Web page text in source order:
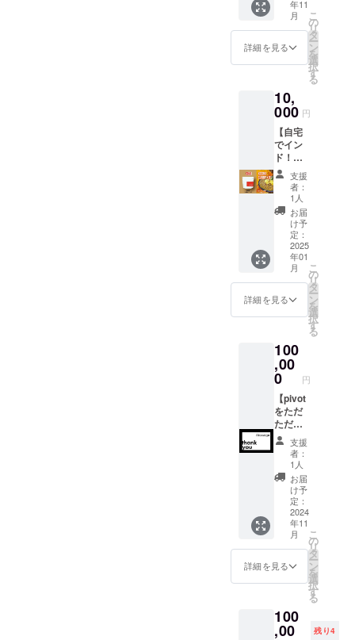
AMI両
店舗で
能で
す。
======
======
======
======
======
= 原材
料及び
添加物
等の食
品表示
はお届
け商品
のラベ
ルに表
記され
ます。
商品開
封前に
は必ず
のリ
ターン
に貼付
された
ラベル
や注意
書きを
ご確認
くださ
い。
バス ・
内ポ
付き ・
サイ
×H35c
m×D10
（取手
含ま
ず）
======
======
======
======
======
原材料
及び添
加物等
の食品
表示は
商品の
ラベル
す。 商
品開封
前には
必ずお
届けの
リター
ンに貼
付され
たラベ
ルや注
意書き
をご確
認くだ
さい。
バッグ
・pivot
ブレン
ド100g
======
======
======
【商品
詳細】
・ライ
トナイ
ロン
リップ
ストッ
プ ショ
ルダー
バッグ
・素
材： ナ
イロン
リップ
ストッ
ス
ナー、
内ポ
ケット
付き ・
サイ
ズ：
W32cm
×H33c
m×D13
）
======
======
======
======
======
料及び
添加物
はお届
け商品
円）の
リター
ンは全
て同じ
円にな
る、か
なりお
得な
カー
ド！ お
お住み
の方は
ぜひ1
枚。 ・
お礼の
メッ
セージ
・ドリ
ンク
カード
（25杯
分）
======
======
======
======
==== ・
年間 ・
提供方
法：
カード
は郵送
でお送
りしま
す。 ・
使用方
法：来
店時に
カード
をご提
示くだ
さい。
※詳細
は、プ
ロジェ
する
メール
年11
月
詳細を見る
こ
の
リ
タ
ー
ン
を
選
択
す
る
10,
000 円
【自宅
でイン
ド！オ
リジナ
ルチャ
イ＋
キーマ
カレー
キット
セッ
ト】 自
宅で
チャイ
を楽し
める
チャイ
と、
HAJIK
AMIで
人気の
牛豚
キーマ
カレー
のスパ
イスブ
レンド
のセッ
トで
す。
チャイ
はオリ
ジナル
の配合
で、濃
厚な味
わい。
カレー
は、玉
支援
者：
1人
お届
け予
定：
2025
年01
月
詳細を見る
こ
の
リ
タ
ー
ン
を
選
択
す
る
100
,00
0 円
【pivot
をただ
ただ本
気で応
援！！
をただ
ただ本
気で応
援して
くださ
る方。
ありが
とうご
ざいま
す。 心
感謝の
気持ち
支援
者：
1人
お届
け予
定：
2024
年11
月
詳細を見る
こ
の
リ
タ
ー
ン
を
選
択
す
る
100
,00 残り4